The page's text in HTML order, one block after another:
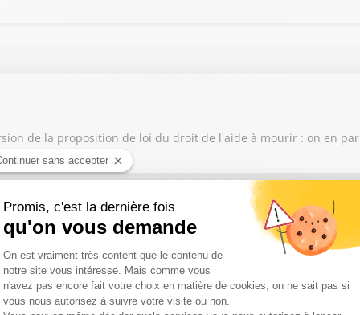
de la proposition de loi du droit de l'aide à mourir : on en